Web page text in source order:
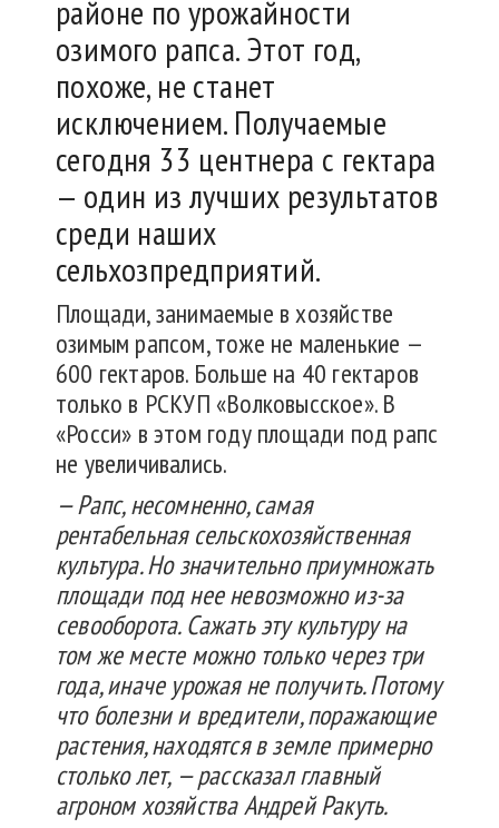
районе по урожайности
озимого рапса. Этот год,
похоже, не станет
исключением. Получаемые
сегодня 33 центнера с гектара
— один из лучших результатов
среди наших
сельхозпредприятий.
Площади, занимаемые в хозяйстве
озимым рапсом, тоже не маленькие —
600 гектаров. Больше на 40 гектаров
только в РСКУП «Волковысское». В
«Росси» в этом году площади под рапс
не увеличивались.
— Рапс, несомненно, самая
рентабельная сельскохозяйственная
культура. Но значительно приумножать
площади под нее невозможно из-за
севооборота. Сажать эту культуру на
том же месте можно только через три
года, иначе урожая не получить. Потому
что болезни и вредители, поражающие
растения, находятся в земле примерно
столько лет, — рассказал главный
агроном хозяйства Андрей Ракуть.